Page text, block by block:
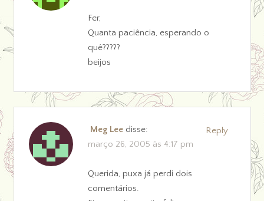
Fer,
Quanta paciência, esperando o
quê?????
beijos
Meg Lee disse:
março 26, 2005 às 4:17 pm
Querida, puxa já perdi dois
comentários.
Reply